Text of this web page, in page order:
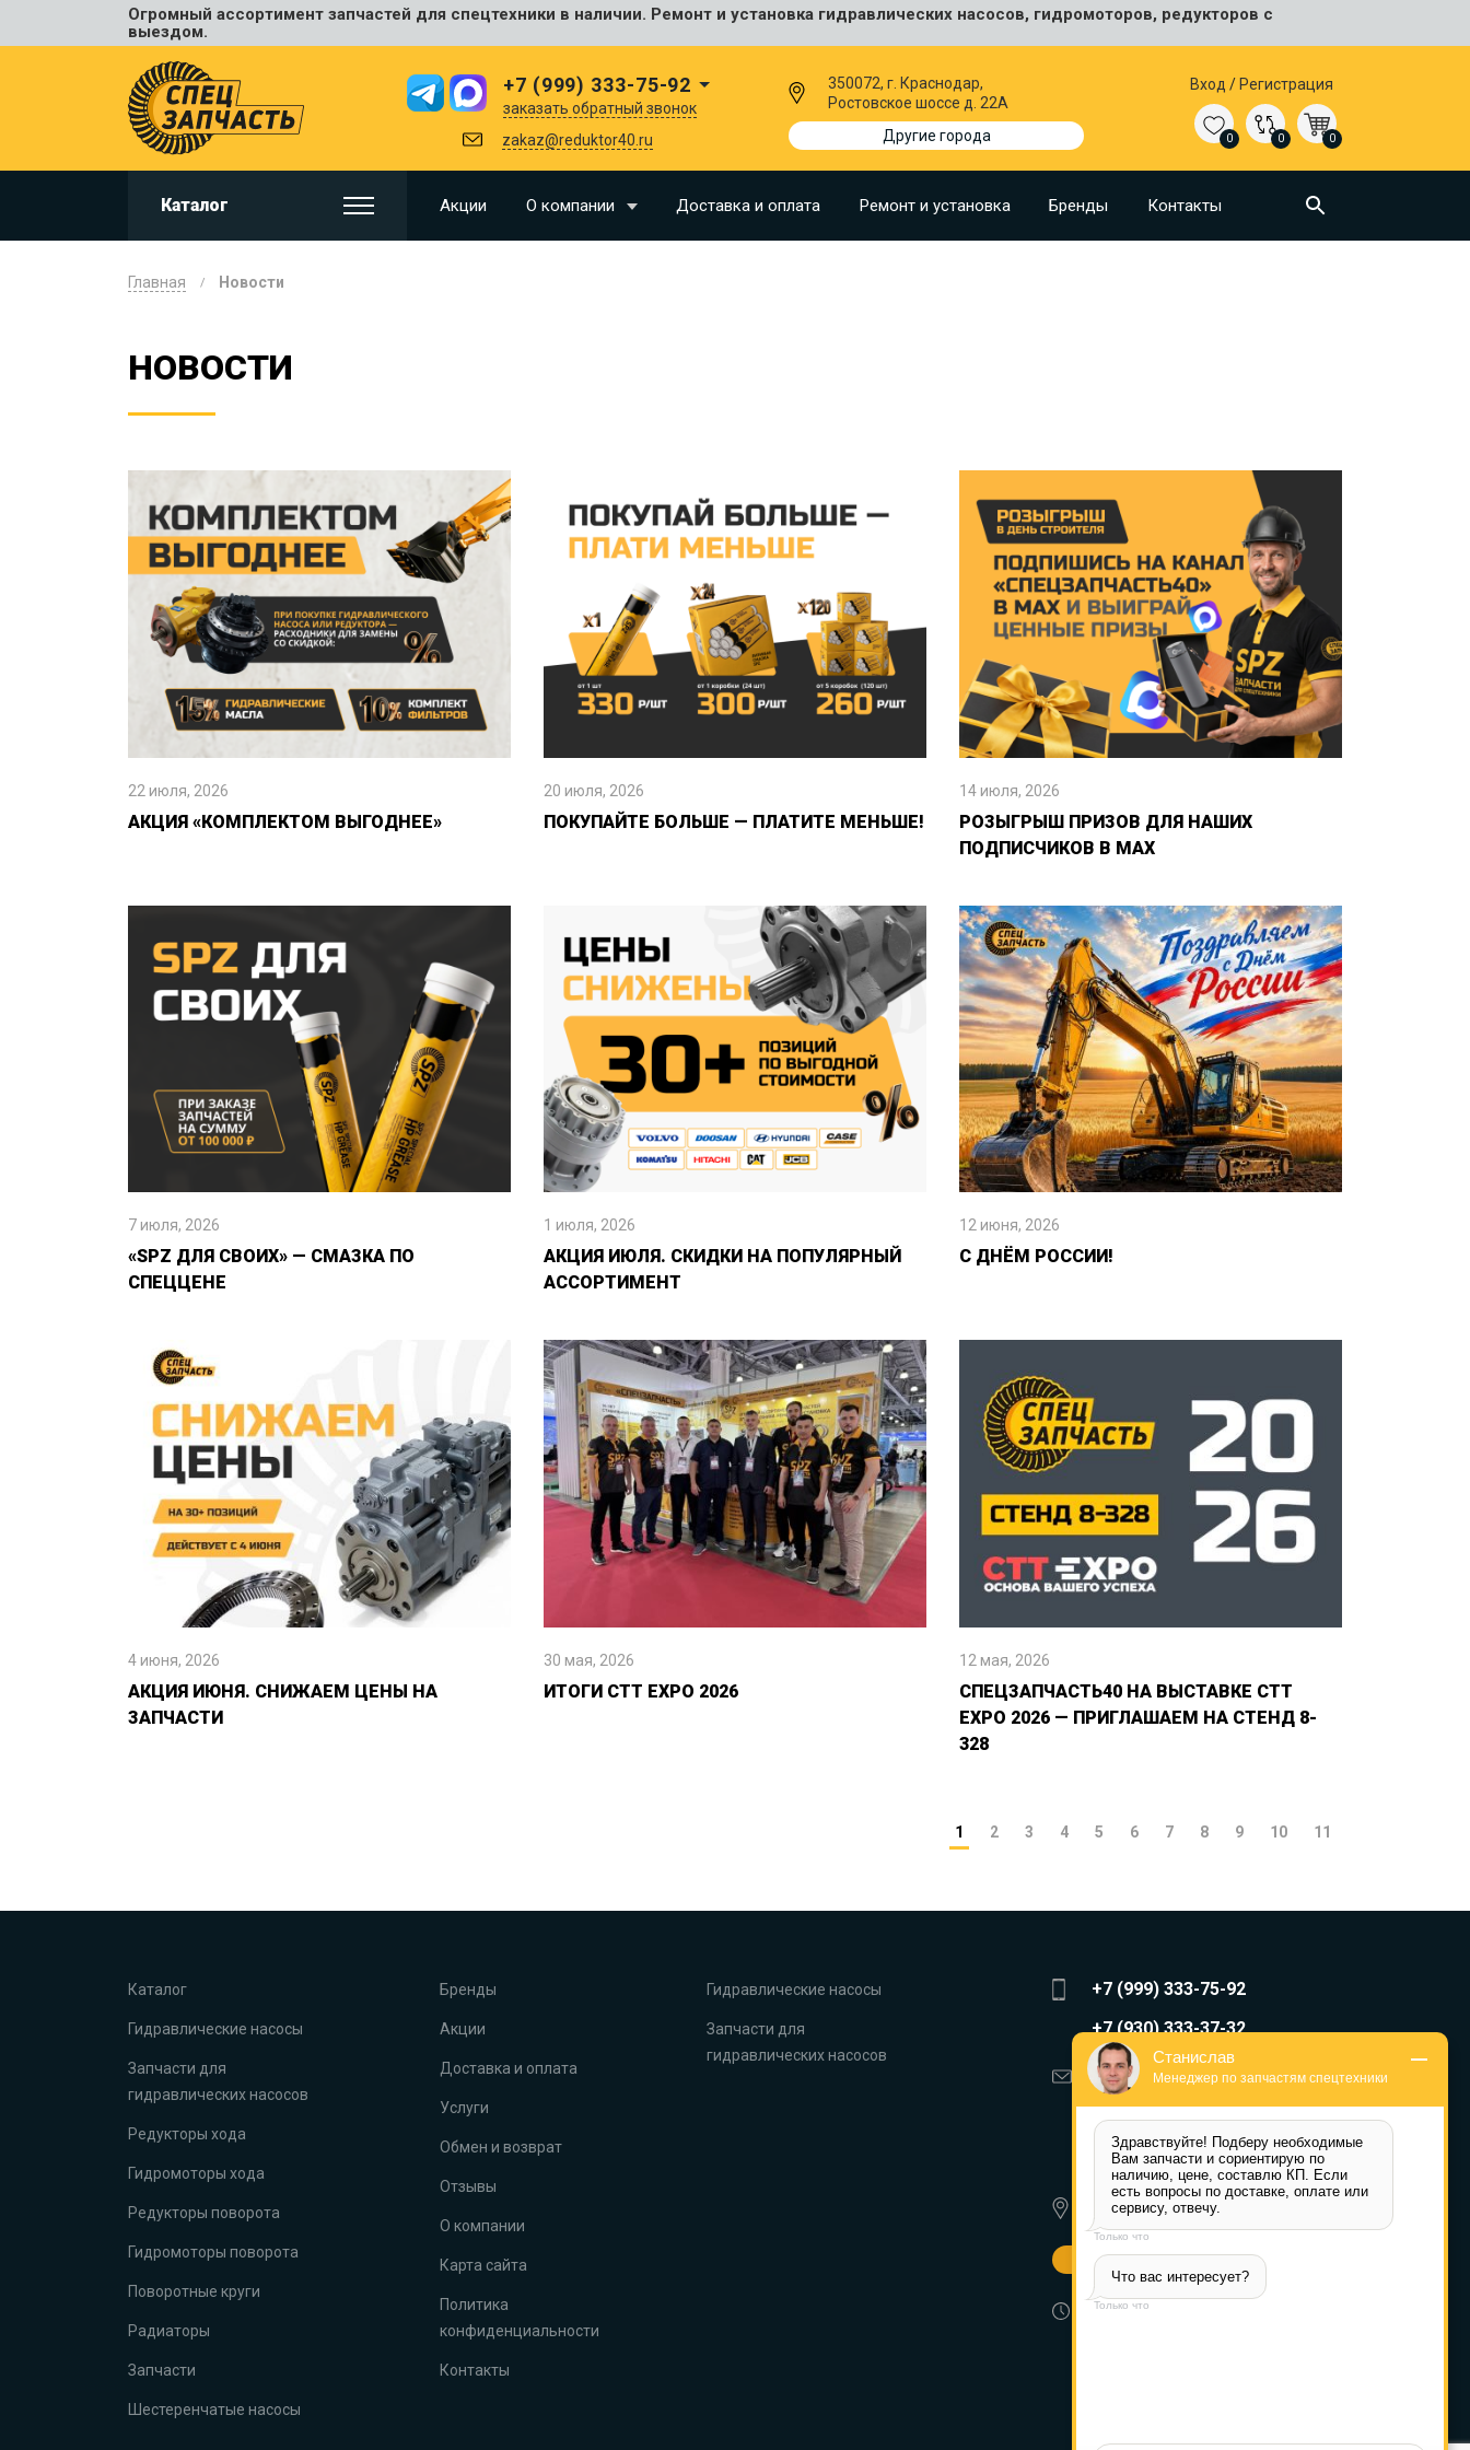
Огромный ассортимент запчастей для спецтехники в наличии. Ремонт и установка гидравлических насосов, гидромоторов, редукторов с
выездом.
+7 (999) 333-75-92
заказать обратный звонок
zakaz@reduktor40.ru
350072, г. Краснодар,
Ростовское шоссе д. 22А
Другие города
Вход / Регистрация
0 0 0
Каталог Акции О компании Доставка и оплата Ремонт и установка Бренды Контакты
Универсальные
HITACHI
HYUNDAI
VOLVO
CAT
CASE
JOHN DEERE
Главная Новости
НОВОСТИ
22 июля, 2026
АКЦИЯ «КОМПЛЕКТОМ ВЫГОДНЕЕ»
20 июля, 2026
ПОКУПАЙТЕ БОЛЬШЕ — ПЛАТИТЕ МЕНЬШЕ!
14 июля, 2026
РОЗЫГРЫШ ПРИЗОВ ДЛЯ НАШИХ
ПОДПИСЧИКОВ В MAX
7 июля, 2026
«SPZ ДЛЯ СВОИХ» — СМАЗКА ПО
СПЕЦЦЕНЕ
1 июля, 2026
АКЦИЯ ИЮЛЯ. СКИДКИ НА ПОПУЛЯРНЫЙ
АССОРТИМЕНТ
12 июня, 2026
С ДНЁМ РОССИИ!
4 июня, 2026
АКЦИЯ ИЮНЯ. СНИЖАЕМ ЦЕНЫ НА
ЗАПЧАСТИ
30 мая, 2026
ИТОГИ CTT EXPO 2026
12 мая, 2026
СПЕЦЗАПЧАСТЬ40 НА ВЫСТАВКЕ CTT
EXPO 2026 — ПРИГЛАШАЕМ НА СТЕНД 8-
328
1 2 3 4 5 6 7 8 9 10 11
Каталог
Гидравлические насосы
Запчасти для
гидравлических насосов
Редукторы хода
Гидромоторы хода
Редукторы поворота
Гидромоторы поворота
Поворотные круги
Радиаторы
Запчасти
Шестеренчатые насосы
Бренды
Акции
Доставка и оплата
Услуги
Обмен и возврат
Отзывы
О компании
Карта сайта
Политика
конфиденциальности
Контакты
Гидравлические насосы
Запчасти для
гидравлических насосов
+7 (999) 333-75-92
+7 (930) 333-37-32
zakaz@reduktor40.ru
reductor-40@mail.ru
reduktora40@mail.ru
350072, г. Краснодар,
Ростовское шоссе д. 22А
Другие города
Пн-Пт: 8:30-17:30 (МСК) Сб-Вс:
Станислав
Менеджер по запчастям спецтехники
Здравствуйте! Подберу необходимые
Вам запчасти и сориентирую по
наличию, цене, составлю КП. Если
есть вопросы по доставке, оплате или
сервису, отвечу.
Только что
Что вас интересует?
Только что